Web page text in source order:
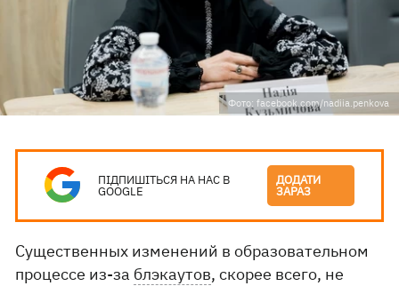
Фото: facebook.com/nadiia.penkova
ПІДПИШІТЬСЯ НА НАС В
GOOGLE
ДОДАТИ
ЗАРАЗ
Существенных изменений в образовательном
процессе из-за блэкаутов, скорее всего, не